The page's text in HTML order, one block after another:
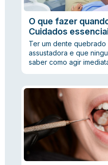
O que fazer
Cuidados
Ter um dente
assustadora e que
saber como agir